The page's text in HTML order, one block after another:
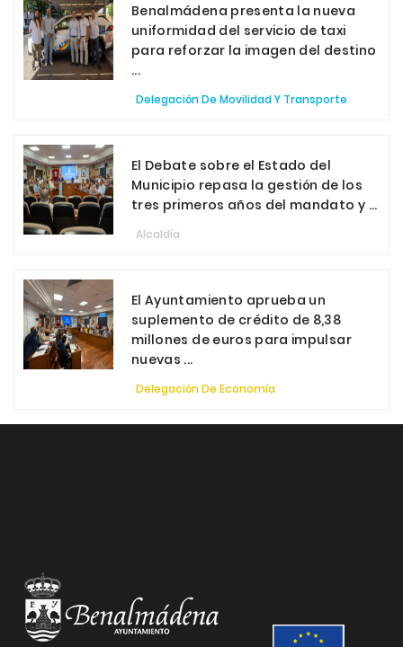
Benalmádena presenta la nueva
uniformidad del servicio de taxi
para reforzar la imagen del destino
...
Delegación De Movilidad Y Transporte
El Debate sobre el Estado del
Municipio repasa la gestión de los
tres primeros años del mandato y ...
Alcaldía
El Ayuntamiento aprueba un
suplemento de crédito de 8,38
millones de euros para impulsar
nuevas ...
Delegación De Economía